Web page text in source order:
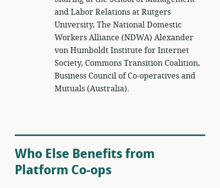
and Labor Relations at Rutgers
University, The National Domestic
Workers Alliance (NDWA) Alexander
von Humboldt Institute for Internet
Society, Commons Transition Coalition,
Business Council of Co-operatives and
Mutuals (Australia).
Who Else Benefits from
Platform Co-ops